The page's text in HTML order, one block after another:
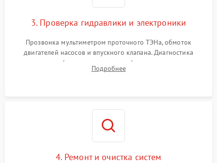
3. Проверка гидравлики и электроники
Прозвонка мультиметром проточного ТЭНа, обмоток
двигателей насосов и впускного клапана. Диагностика
прессостата (датчика уровня воды), датчика мутности,
концевика дверцы и электронного модуля управления.
Подробнее
4. Ремонт и очистка систем